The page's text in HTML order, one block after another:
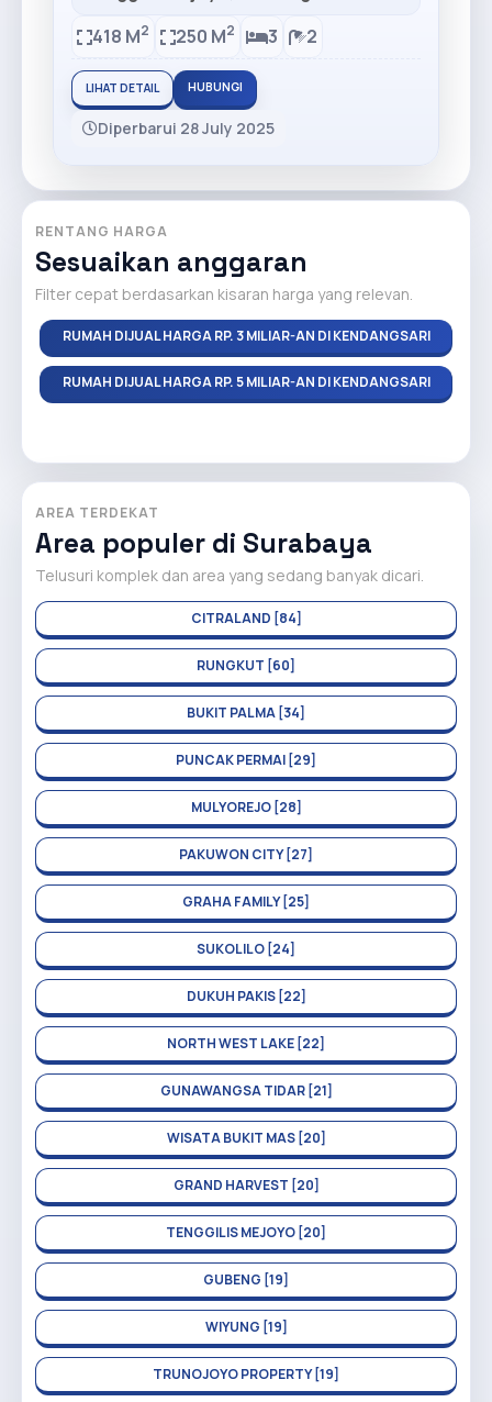
418 M2 250 M2 3 2
LIHAT DETAIL HUBUNGI
Diperbarui 28 July 2025
RENTANG HARGA
Sesuaikan anggaran
Filter cepat berdasarkan kisaran harga yang relevan.
RUMAH DIJUAL HARGA RP. 3 MILIAR-AN DI KENDANGSARI
RUMAH DIJUAL HARGA RP. 5 MILIAR-AN DI KENDANGSARI
AREA TERDEKAT
Area populer di Surabaya
Telusuri komplek dan area yang sedang banyak dicari.
CITRALAND [84]
RUNGKUT [60]
BUKIT PALMA [34]
PUNCAK PERMAI [29]
MULYOREJO [28]
PAKUWON CITY [27]
GRAHA FAMILY [25]
SUKOLILO [24]
DUKUH PAKIS [22]
NORTH WEST LAKE [22]
GUNAWANGSA TIDAR [21]
WISATA BUKIT MAS [20]
GRAND HARVEST [20]
TENGGILIS MEJOYO [20]
GUBENG [19]
WIYUNG [19]
TRUNOJOYO PROPERTY [19]